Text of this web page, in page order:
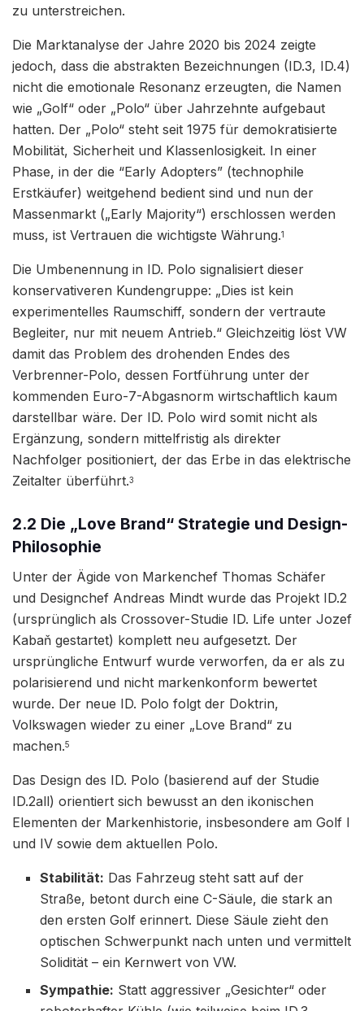
zu unterstreichen.
Die Marktanalyse der Jahre 2020 bis 2024 zeigte
jedoch, dass die abstrakten Bezeichnungen (ID.3, ID.4)
nicht die emotionale Resonanz erzeugten, die Namen
wie „Golf“ oder „Polo“ über Jahrzehnte aufgebaut
hatten. Der „Polo“ steht seit 1975 für demokratisierte
Mobilität, Sicherheit und Klassenlosigkeit. In einer
Phase, in der die “Early Adopters” (technophile
Erstkäufer) weitgehend bedient sind und nun der
Massenmarkt („Early Majority“) erschlossen werden
muss, ist Vertrauen die wichtigste Währung.1
Die Umbenennung in ID. Polo signalisiert dieser
konservativeren Kundengruppe: „Dies ist kein
experimentelles Raumschiff, sondern der vertraute
Begleiter, nur mit neuem Antrieb.“ Gleichzeitig löst VW
damit das Problem des drohenden Endes des
Verbrenner-Polo, dessen Fortführung unter der
kommenden Euro-7-Abgasnorm wirtschaftlich kaum
darstellbar wäre. Der ID. Polo wird somit nicht als
Ergänzung, sondern mittelfristig als direkter
Nachfolger positioniert, der das Erbe in das elektrische
Zeitalter überführt.3
2.2 Die „Love Brand“ Strategie und Design-
Philosophie
Unter der Ägide von Markenchef Thomas Schäfer
und Designchef Andreas Mindt wurde das Projekt ID.2
(ursprünglich als Crossover-Studie ID. Life unter Jozef
Kabaň gestartet) komplett neu aufgesetzt. Der
ursprüngliche Entwurf wurde verworfen, da er als zu
polarisierend und nicht markenkonform bewertet
wurde. Der neue ID. Polo folgt der Doktrin,
Volkswagen wieder zu einer „Love Brand“ zu
machen.5
Das Design des ID. Polo (basierend auf der Studie
ID.2all) orientiert sich bewusst an den ikonischen
Elementen der Markenhistorie, insbesondere am Golf I
und IV sowie dem aktuellen Polo.
Stabilität: Das Fahrzeug steht satt auf der
Straße, betont durch eine C-Säule, die stark an
den ersten Golf erinnert. Diese Säule zieht den
optischen Schwerpunkt nach unten und vermittelt
Solidität – ein Kernwert von VW.
Sympathie: Statt aggressiver „Gesichter“ oder